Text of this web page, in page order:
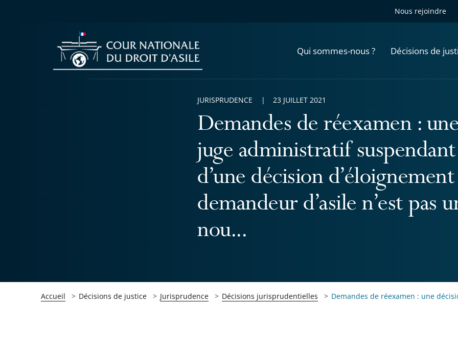
Nous rejoindre
Qui sommes-nous ? Décisions de
Demandes de réexamen :
juge administratif
d’une décision
demandeur d’asile n’est pas
nou...
JURISPRUDENCE 23 JUILLET 2021
Accueil Décisions de justice Jurisprudence Décisions jurisprudentielles Demandes de réexamen : une